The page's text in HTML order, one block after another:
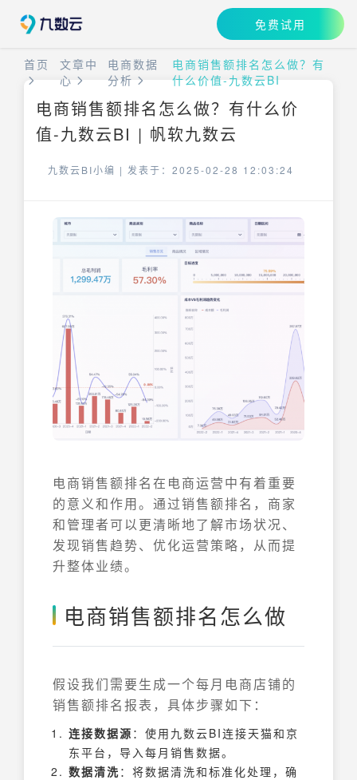
免费试用
首页
文章中
心
电商数据
分析
电商销售额排名怎么做？有
什么价值-九数云BI
电商销售额排名怎么做？有什么价
值-九数云BI | 帆软九数云
九数云BI小编 | 发表于：2025-02-28 12:03:24
电商销售额排名在电商运营中有着重要
的意义和作用。通过销售额排名，商家
和管理者可以更清晰地了解市场状况、
发现销售趋势、优化运营策略，从而提
升整体业绩。
电商销售额排名怎么做
假设我们需要生成一个每月电商店铺的
销售额排名报表，具体步骤如下：
连接数据源 ：使用九数云BI连接天猫和京
东平台，导入每月销售数据。
数据清洗：将数据清洗和标准化处理，确